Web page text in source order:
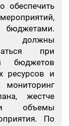
обеспечить
должны
при
бюджетов
ресурсов и
жестче
и объемы
По